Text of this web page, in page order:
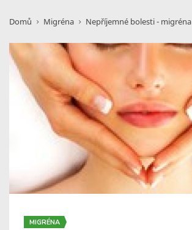
Domů Migréna Nepříjemné bolesti - migréna
MIGRÉNA